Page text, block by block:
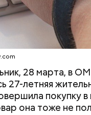
28 марта, в
27-летняя
покупку
она тоже не
21-летний
уголовное дело
документы